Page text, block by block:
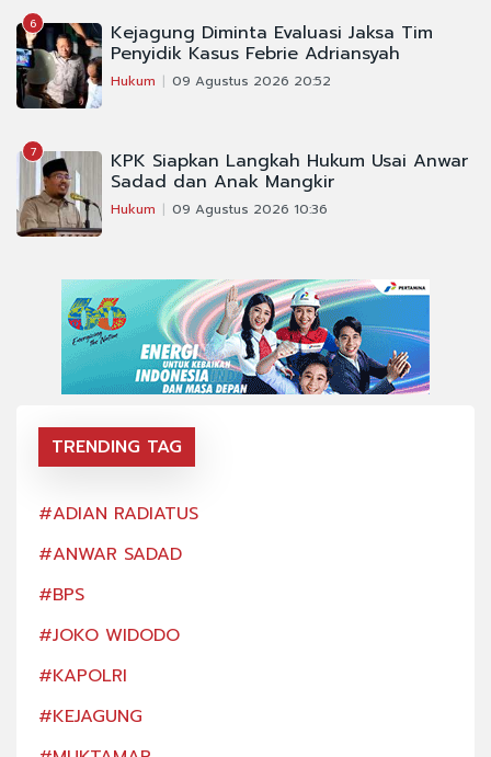
6 Kejagung Diminta Evaluasi Jaksa Tim
Penyidik Kasus Febrie Adriansyah
Hukum 09 Agustus 2026 20:52
7 KPK Siapkan Langkah Hukum Usai Anwar
Sadad dan Anak Mangkir
Hukum 09 Agustus 2026 10:36
TRENDING TAG
#ADIAN RADIATUS
#ANWAR SADAD
#BPS
#JOKO WIDODO
#KAPOLRI
#KEJAGUNG